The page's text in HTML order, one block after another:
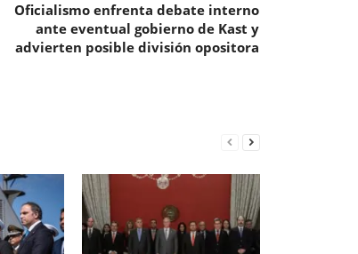
Oficialismo enfrenta debate interno
ante eventual gobierno de Kast y
advierten posible división opositora